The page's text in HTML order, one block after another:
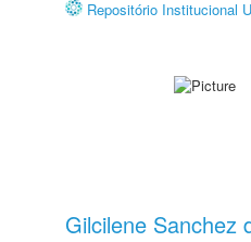
Repositório Institucional
Gilcilene Sanchez